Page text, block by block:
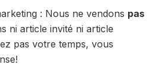
: Nous ne vendons pas
ni article invité ni article
pas votre temps, vous